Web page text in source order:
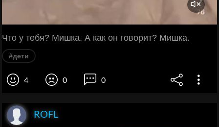
Что у тебя? Мишка. А как он говорит? Мишка.
#дети
4 0 0
ROFL